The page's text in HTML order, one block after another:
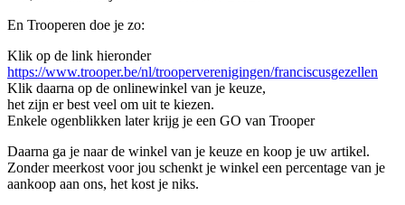
En Trooperen doe je zo:
Klik op de link hieronder
https://www.trooper.be/nl/trooperverenigingen/franciscusgezellen
Klik daarna op de onlinewinkel van je keuze,
het zijn er best veel om uit te kiezen.
Enkele ogenblikken later krijg je een GO van Trooper
Daarna ga je naar de winkel van je keuze en koop je uw artikel.
Zonder meerkost voor jou schenkt je winkel een percentage van je
aankoop aan ons, het kost je niks.